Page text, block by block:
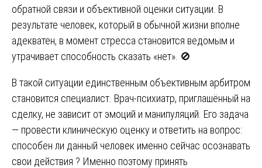
обратной связи и объективной оценки ситуации. В
результате человек, который в обычной жизни вполне
адекватен, в момент стресса становится ведомым и
утрачивает способность сказать «нет». 🚫
В такой ситуации единственным объективным арбитром
становится специалист. Врач-психиатр, приглашённый на
сделку, не зависит от эмоций и манипуляций. Его задача
— провести клиническую оценку и ответить на вопрос:
способен ли данный человек именно сейчас осознавать
свои действия ? Именно поэтому принять